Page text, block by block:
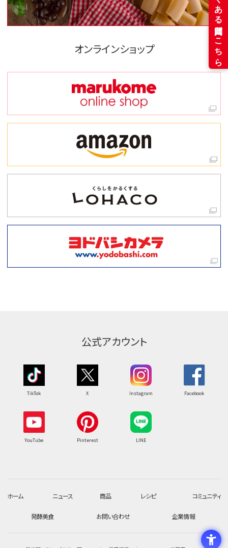
オンラインショップ
公式アカウント
TikTok X Instagram Facebook
YouTube Pinterest LINE
ホーム ニュース 商品 レシピ コミュニティ
発酵美食 お問い合わせ 企業情報